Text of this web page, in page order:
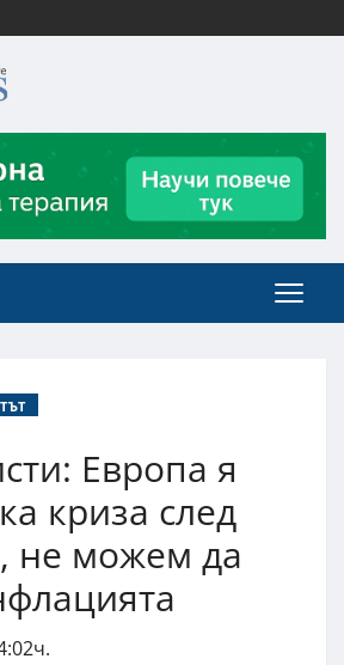
Европа я
криза след
не можем да